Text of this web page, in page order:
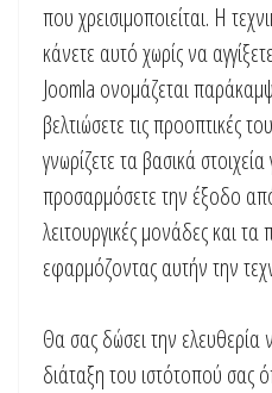
που χρεισιμοποιείται. Η
κάνετε αυτό χωρίς να
Joomla ονομάζεται
βελτιώσετε τις προοπτικές
γνωρίζετε τα βασικά
προσαρμόσετε την έξοδο από
λειτουργικές μονάδες και
εφαρμόζοντας αυτήν την
Θα σας δώσει την
διάταξη του ιστότοπού σας